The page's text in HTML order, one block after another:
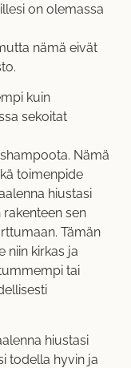
on olemassa
nämä eivät
kuin
sekoitat
Nämä
toimenpide
hiustasi
sen
Tämän
niin kirkas ja
tai
hiustasi
todella hyvin ja